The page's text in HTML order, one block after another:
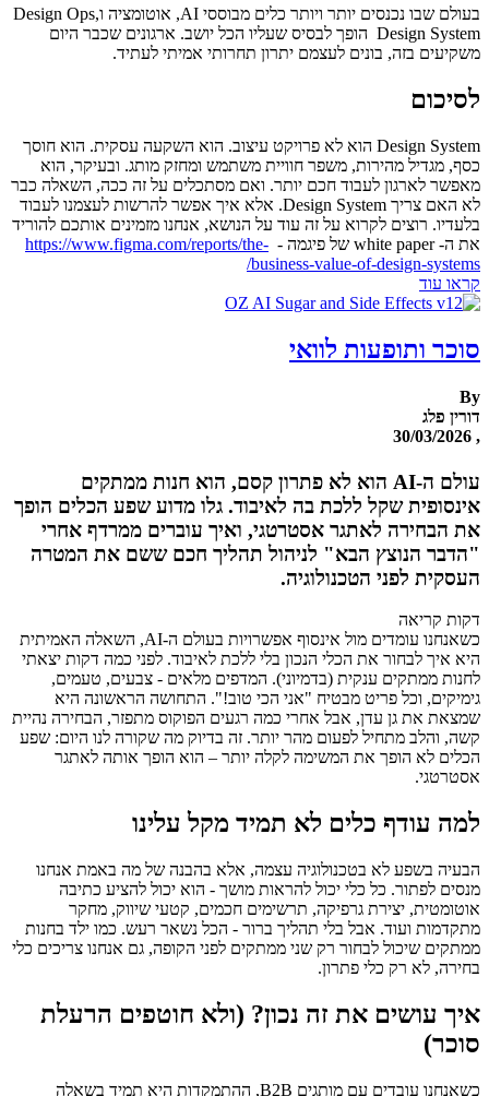
בעולם שבו נכנסים יותר ויותר כלים מבוססי AI, אוטומציה וDesign Ops,
Design System הופך לבסיס שעליו הכל יושב. ארגונים שכבר היום
משקיעים בזה, בונים לעצמם יתרון תחרותי אמיתי לעתיד.
לסיכום
Design System הוא לא פרויקט עיצוב. הוא השקעה עסקית. הוא חוסך
כסף, מגדיל מהירות, משפר חוויית משתמש ומחזק מותג. ובעיקר, הוא
מאפשר לארגון לעבוד חכם יותר. ואם מסתכלים על זה ככה, השאלה כבר
לא האם צריך Design System. אלא איך אפשר להרשות לעצמנו לעבוד
בלעדיו. רוצים לקרוא על זה עוד על הנושא, אנחנו מזמינים אותכם להוריד
את ה- white paper של פיגמה -
https://www.figma.com/reports/the-
business-value-of-design-systems/
קראו עוד
סוכר ותופעות לוואי
By
דורין פלג
, 30/03/2026
עולם ה-AI הוא לא פתרון קסם, הוא חנות ממתקים
אינסופית שקל ללכת בה לאיבוד. גלו מדוע שפע הכלים הופך
את הבחירה לאתגר אסטרטגי, ואיך עוברים ממרדף אחרי
"הדבר הנוצץ הבא" לניהול תהליך חכם ששם את המטרה
העסקית לפני הטכנולוגיה.
דקות קריאה
כשאנחנו עומדים מול אינסוף אפשרויות בעולם ה-AI, השאלה האמיתית
היא איך לבחור את הכלי הנכון בלי ללכת לאיבוד. לפני כמה דקות יצאתי
לחנות ממתקים ענקית (בדמיוני). המדפים מלאים - צבעים, טעמים,
גימיקים, וכל פריט מבטיח "אני הכי טוב!". התחושה הראשונה היא
שמצאת את גן עדן, אבל אחרי כמה רגעים הפוקוס מתפזר, הבחירה נהיית
קשה, והלב מתחיל לפעום מהר יותר. זה בדיוק מה שקורה לנו היום: שפע
הכלים לא הופך את המשימה לקלה יותר – הוא הופך אותה לאתגר
אסטרטגי.
למה עודף כלים לא תמיד מקל עלינו
הבעיה בשפע לא בטכנולוגיה עצמה, אלא בהבנה של מה באמת אנחנו
מנסים לפתור. כל כלי יכול להראות מושך - הוא יכול להציע כתיבה
אוטומטית, יצירת גרפיקה, תרשימים חכמים, קטעי שיווק, מחקר
מתקדמות ועוד. אבל בלי תהליך ברור - הכל נשאר רעש. כמו ילד בחנות
ממתקים שיכול לבחור רק שני ממתקים לפני הקופה, גם אנחנו צריכים כלי
בחירה, לא רק כלי פתרון.
איך עושים את זה נכון? (ולא חוטפים הרעלת
סוכר)
כשאנחנו עובדים עם מותגים B2B, ההתמקדות היא תמיד בשאלה